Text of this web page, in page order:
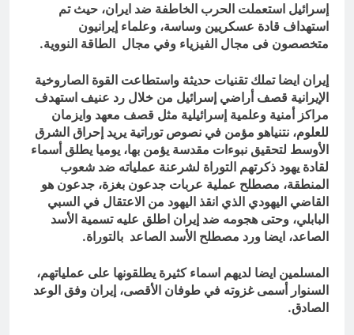
إسرائيل استعملت الحرب الخاطفة ضد ايران، حيث تم
استهداف قادة عسكريين وساسة، وعلماء إيرانيون
متخصصون فى مجال الفيزياء وفي مجال الطاقة النووية.
إيران ايضا تملك تقنيات حديثة واستطاعت القوة الصاروخية
الإيرانية قصف أراضي إسرائيل من خلال رد عنيف استهدف
مراكز أمنية وعلمية إسرائيلية مثل قصف معهد وايزمان
للعلوم، نتنياهو مؤمن في نصوص توراتية يريد إحراق الشرق
الأوسط لتحقيق نبوءات مقدسة يؤمن بها، يوميا يطلق أسماء
لقادة يهود ذكرتهم التوراة لشرعنة عملياته ضد شعوب
المنطقة، مصطلح عملية عربات جدعون بغزة، جدعون هو
القاضي اليهودي الذي انقذ اليهود من الاعتقال في السبي
البابلي، وحتى هجومه ضد إيران اطلق عليه تسمية الأسد
الصاعد، ايضا ورد مصطلح الأسد الصاعد بالتوراة.
المسلمين ايضا لديهم اسماء كثيرة يطلقونها على عملياتهم،
السنوار أسمى غزوته في طوفان الأقصى، إيران وفق الوعد
الصادق.